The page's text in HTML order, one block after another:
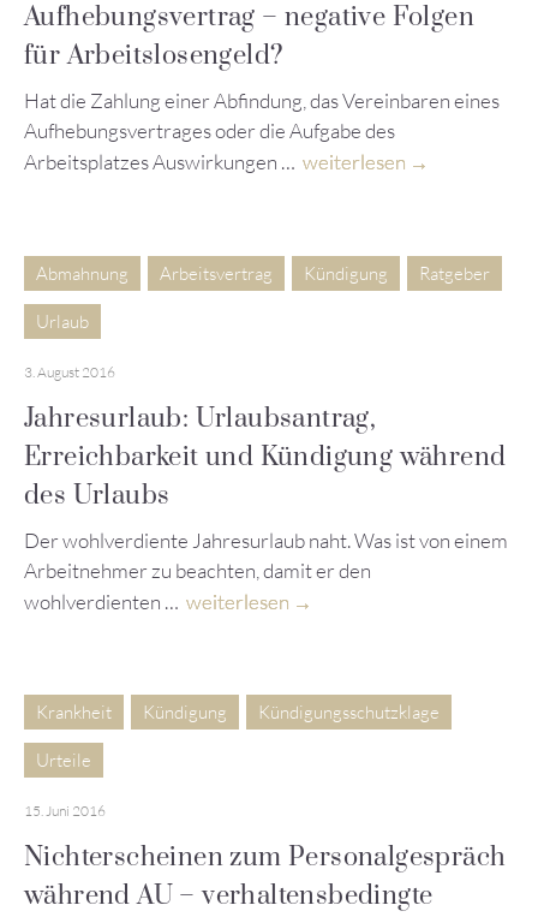
Aufhebungsvertrag – negative Folgen
für Arbeitslosengeld?
Hat die Zahlung einer Abfindung, das Vereinbaren eines
Aufhebungsvertrages oder die Aufgabe des
Arbeitsplatzes Auswirkungen … weiterlesen
Abmahnung Arbeitsvertrag Kündigung Ratgeber
Urlaub
3. August 2016
Jahresurlaub: Urlaubsantrag,
Erreichbarkeit und Kündigung während
des Urlaubs
Der wohlverdiente Jahresurlaub naht. Was ist von einem
Arbeitnehmer zu beachten, damit er den
wohlverdienten … weiterlesen
Krankheit Kündigung Kündigungsschutzklage
Urteile
15. Juni 2016
Nichterscheinen zum Personalgespräch
während AU – verhaltensbedingte